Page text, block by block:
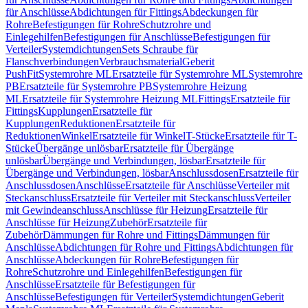
für AnschlüsseAbdichtungen für FittingsAbdeckungen für
RohreBefestigungen für RohreSchutzrohre und
EinlegehilfenBefestigungen für AnschlüsseBefestigungen für
VerteilerSystemdichtungenSets Schraube für
FlanschverbindungenVerbrauchsmaterialGeberit
PushFitSystemrohre MLErsatzteile für Systemrohre MLSystemrohre
PBErsatzteile für Systemrohre PBSystemrohre Heizung
MLErsatzteile für Systemrohre Heizung MLFittingsErsatzteile für
FittingsKupplungenErsatzteile für
KupplungenReduktionenErsatzteile für
ReduktionenWinkelErsatzteile für WinkelT-StückeErsatzteile für T-
StückeÜbergänge unlösbarErsatzteile für Übergänge
unlösbarÜbergänge und Verbindungen, lösbarErsatzteile für
Übergänge und Verbindungen, lösbarAnschlussdosenErsatzteile für
AnschlussdosenAnschlüsseErsatzteile für AnschlüsseVerteiler mit
SteckanschlussErsatzteile für Verteiler mit SteckanschlussVerteiler
mit GewindeanschlussAnschlüsse für HeizungErsatzteile für
Anschlüsse für HeizungZubehörErsatzteile für
ZubehörDämmungen für Rohre und FittingsDämmungen für
AnschlüsseAbdichtungen für Rohre und FittingsAbdichtungen für
AnschlüsseAbdeckungen für RohreBefestigungen für
RohreSchutzrohre und EinlegehilfenBefestigungen für
AnschlüsseErsatzteile für Befestigungen für
AnschlüsseBefestigungen für VerteilerSystemdichtungenGeberit